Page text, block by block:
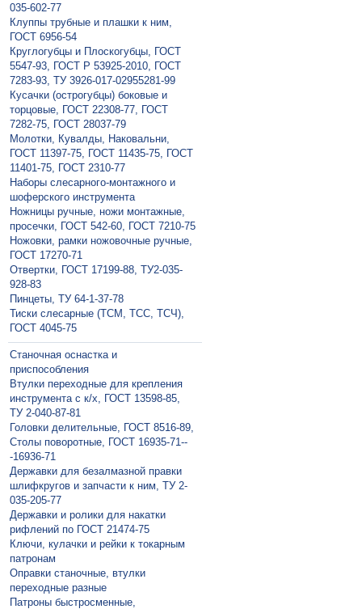
035-602-77
Клуппы трубные и плашки к ним,
ГОСТ 6956-54
Круглогубцы и Плоскогубцы, ГОСТ
5547-93, ГОСТ Р 53925-2010, ГОСТ
7283-93, ТУ 3926-017-02955281-99
Кусачки (острогубцы) боковые и
торцовые, ГОСТ 22308-77, ГОСТ
7282-75, ГОСТ 28037-79
Молотки, Кувалды, Наковальни,
ГОСТ 11397-75, ГОСТ 11435-75, ГОСТ
11401-75, ГОСТ 2310-77
Наборы слесарного-монтажного и
шоферского инструмента
Ножницы ручные, ножи монтажные,
просечки, ГОСТ 542-60, ГОСТ 7210-75
Ножовки, рамки ножовочные ручные,
ГОСТ 17270-71
Отвертки, ГОСТ 17199-88, ТУ2-035-
928-83
Пинцеты, ТУ 64-1-37-78
Тиски слесарные (ТСМ, ТСС, ТСЧ),
ГОСТ 4045-75
Станочная оснастка и
приспособления
Втулки переходные для крепления
инструмента с к/х, ГОСТ 13598-85,
ТУ 2-040-87-81
Головки делительные, ГОСТ 8516-89,
Столы поворотные, ГОСТ 16935-71--
-16936-71
Державки для безалмазной правки
шлифкругов и запчасти к ним, ТУ 2-
035-205-77
Державки и ролики для накатки
рифлений по ГОСТ 21474-75
Ключи, кулачки и рейки к токарным
патронам
Оправки станочные, втулки
переходные разные
Патроны быстросменные,